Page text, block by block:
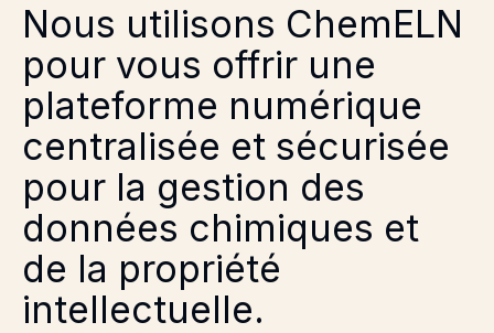
Nous utilisons ChemELN
pour vous offrir une
plateforme numérique
centralisée et sécurisée
pour la gestion des
données chimiques et
de la propriété
intellectuelle.